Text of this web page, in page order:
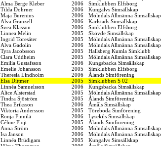
Alma Berge Kleber 2006 Simklubben Elfsborg
Tilda Dohrner 2006 Kungälvs Simsällskap
Maja Burenius 2006 Mölndals Allmänna Simsällskap
Alva Granzell 2006 Karlstads Simsällskap
Svea Klasson 2006 Simklubben Elfsborg
Linnea Melin 2005 Skövde Simsällskap
Ingrid Toresäter 2005 Mölndals Allmänna Simsällskap
Alva Gadolin 2006 Mölndals Allmänna Simsällskap
Tyra Jacobsson 2005 Hallsberg Kumla Simklubb
Clara Uddheim 2005 Mölndals Allmänna Simsällskap
Emilia Gustafsson 2006 Kungsbacka Simsällskap
Emelie Johansson 2005 Simklubben Elfsborg
Theresia Lindholm 2006 Ålands Simförening
Elsa Dittmer 2005 Simklubben S 02
Linnéa Samuelsson 2006 Kungsbacka Simsällskap
Alice Alsterstad 2005 Mölndals Allmänna Simsällskap
Tindra Sjöström 2005 Ålands Simförening
Thea Eriksson 2006 Åmåls Simsällskap
Viktoria Andersson 2005 Töreboda Simförening
Ronja Finnilä 2006 Lysekils Simsällskap
Céline Flöjt 2005 Ålands Simförening
Anna Ström 2006 Mölndals Allmänna Simsällskap
Isa Janson 2006 Mölndals Allmänna Simsällskap
Linnéa Brüdigam 2005 Kungälvs Simsällskap